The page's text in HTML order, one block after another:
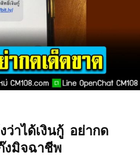
ว่าได้เงินกู้ อย่ากด
งมิจฉาชีพ